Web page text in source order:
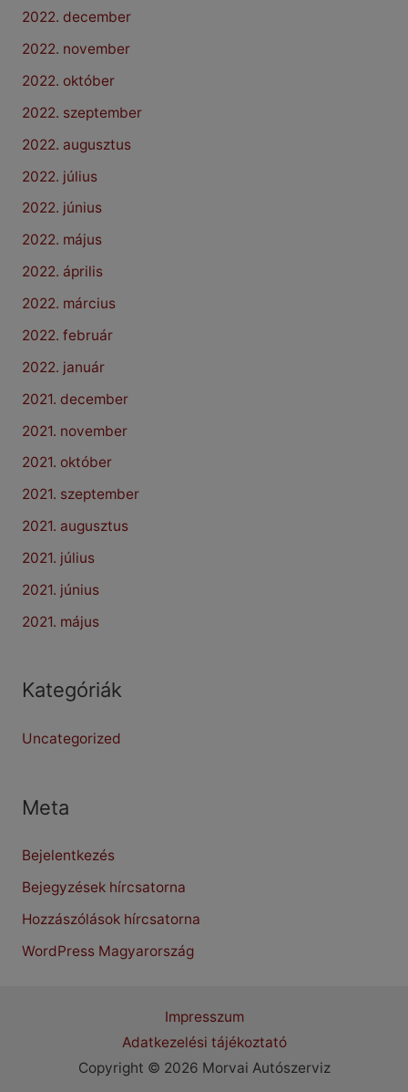
2022. december
2022. november
2022. október
2022. szeptember
2022. augusztus
2022. július
2022. június
2022. május
2022. április
2022. március
2022. február
2022. január
2021. december
2021. november
2021. október
2021. szeptember
2021. augusztus
2021. július
2021. június
2021. május
Kategóriák
Uncategorized
Meta
Bejelentkezés
Bejegyzések hírcsatorna
Hozzászólások hírcsatorna
WordPress Magyarország
Impresszum
Adatkezelési tájékoztató
Copyright © 2026 Morvai Autószerviz